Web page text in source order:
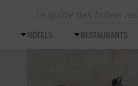
Le guide des hotels
HÔTELS RESTAURANTS